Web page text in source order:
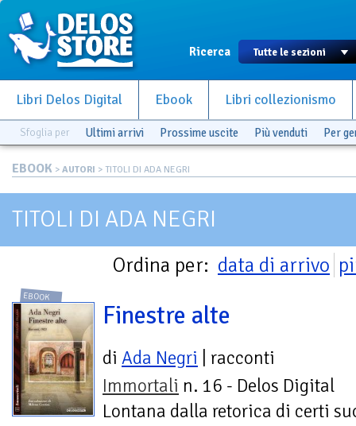
Ricerca
Libri Delos Digital Ebook Libri collezionismo
Sfoglia per Ultimi arrivi Prossime uscite Più venduti Per
EBOOK > AUTORI > TITOLI DI ADA NEGRI
TITOLI DI ADA NEGRI
Ordina per: data di arrivo
EBOOK
Finestre alte
di Ada Negri | racconti
Immortali n. 16 - Delos Digital
Lontana dalla retorica di certi